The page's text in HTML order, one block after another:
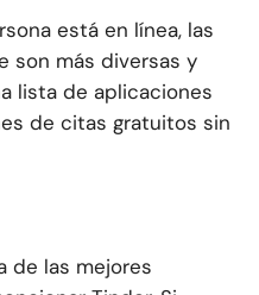
está en línea, las
son más diversas y
lista de aplicaciones
de citas gratuitos sin
de las mejores